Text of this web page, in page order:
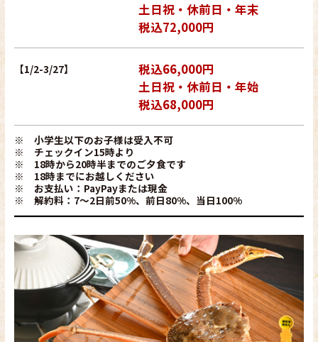
土日祝・休前日・年末
税込72,000円
【1/2-3/27】
税込66,000円
土日祝・休前日・年始
税込68,000円
※ 小学生以下のお子様は受入不可
※ チェックイン15時より
※ 18時から20時半までのご夕食です
※ 18時までにお越しください
※ お支払い：PayPayまたは現金
※ 解約料：7～2日前50%、前日80%、当日100%